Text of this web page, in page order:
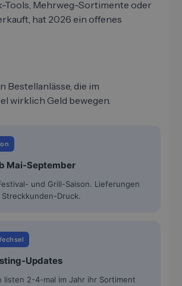
Tools, Mehrweg-Sortimente oder
hat 2026 ein offenes
Bestellanlässe, die im
wirklich Geld bewegen.
Mai-September
und Grill-Saison. Lieferungen
Streckkunden-Druck.
Updates
listen 2-4-mal im Jahr ihr Sortiment